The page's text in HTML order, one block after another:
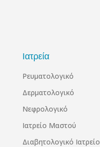
Ιατρεία
Ρευματολογικό
Δερματολογικό
Νεφρολογικό
Ιατρείο Μαστού
Διαβητολογικό Ιατρείο